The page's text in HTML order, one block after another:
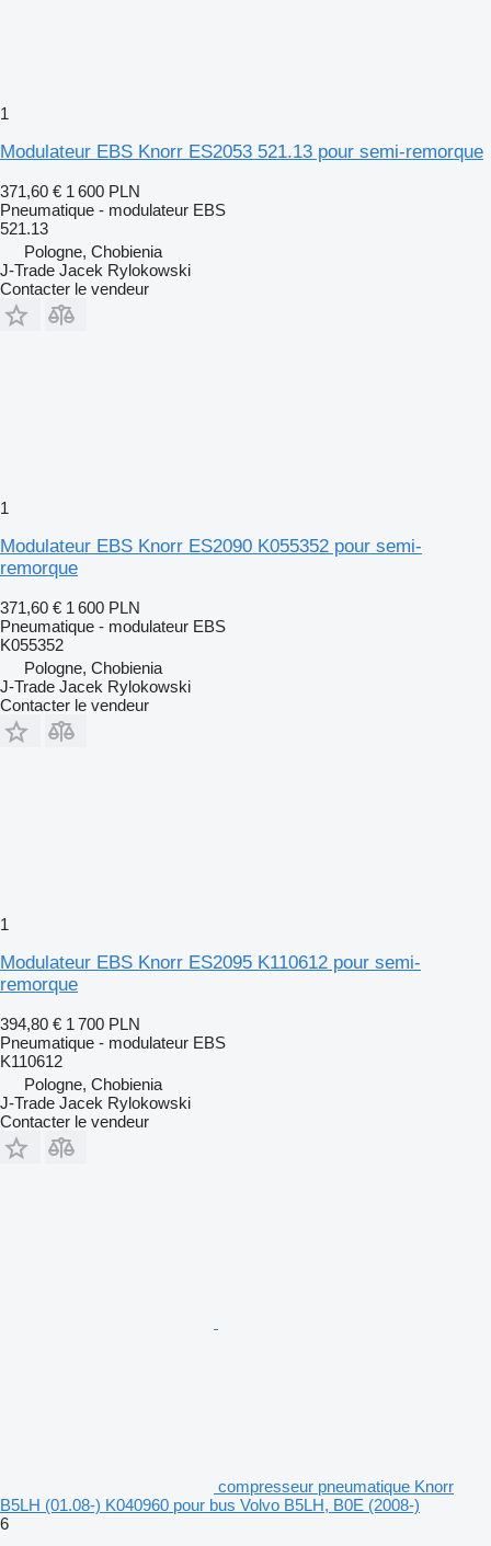
1
Modulateur EBS Knorr ES2053 521.13 pour semi-remorque
371,60 € 1 600 PLN
Pneumatique - modulateur EBS
521.13
Pologne, Chobienia
J-Trade Jacek Rylokowski
Contacter le vendeur
1
Modulateur EBS Knorr ES2090 K055352 pour semi-
remorque
371,60 € 1 600 PLN
Pneumatique - modulateur EBS
K055352
Pologne, Chobienia
J-Trade Jacek Rylokowski
Contacter le vendeur
1
Modulateur EBS Knorr ES2095 K110612 pour semi-
remorque
394,80 € 1 700 PLN
Pneumatique - modulateur EBS
K110612
Pologne, Chobienia
J-Trade Jacek Rylokowski
Contacter le vendeur
compresseur pneumatique Knorr
B5LH (01.08-) K040960 pour bus Volvo B5LH, B0E (2008-)
6